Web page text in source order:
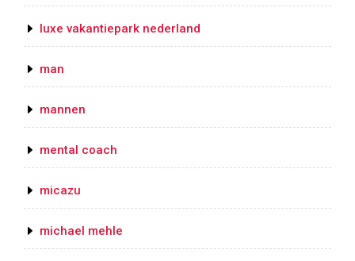
luxe vakantiepark nederland
man
mannen
mental coach
micazu
michael mehle